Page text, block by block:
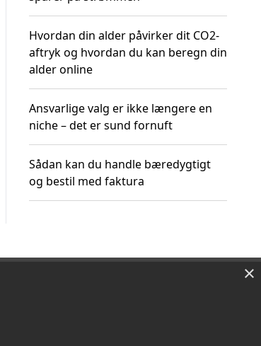
Hvordan din alder påvirker dit CO2-
aftryk og hvordan du kan beregn din
alder online
Ansvarlige valg er ikke længere en
niche – det er sund fornuft
Sådan kan du handle bæredygtigt
og bestil med faktura
×